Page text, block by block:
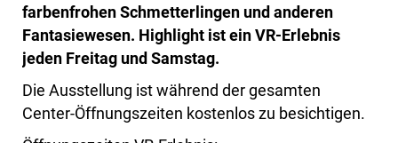
farbenfrohen Schmetterlingen und anderen
Fantasiewesen. Highlight ist ein VR-Erlebnis
jeden Freitag und Samstag.
Die Ausstellung ist während der gesamten
Center-Öffnungszeiten kostenlos zu besichtigen.